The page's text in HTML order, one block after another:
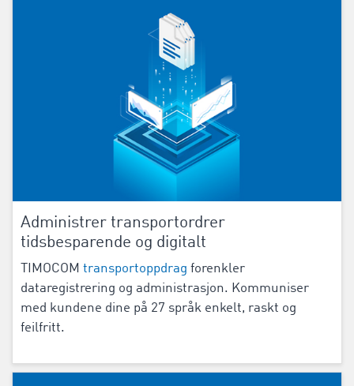
Administrer transportordrer
tidsbesparende og digitalt
TIMOCOM transportoppdrag forenkler
dataregistrering og administrasjon. Kommuniser
med kundene dine på 27 språk enkelt, raskt og
feilfritt.